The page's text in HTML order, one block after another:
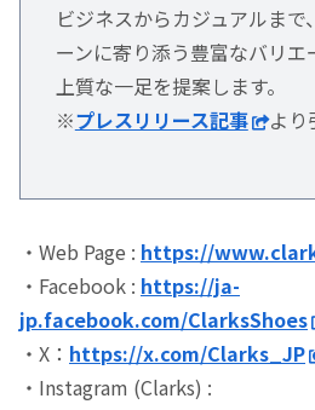
ビジネスからカジュアルま
ーンに寄り添う豊富なバリエ
上質な一足を提案します。
※プレスリリース記事 より
・Web Page : https://
・Facebook : https://ja-
jp.facebook.com/ClarksShoes
・X： https://x.com/Clarks_JP
・Instagram (Clarks) :